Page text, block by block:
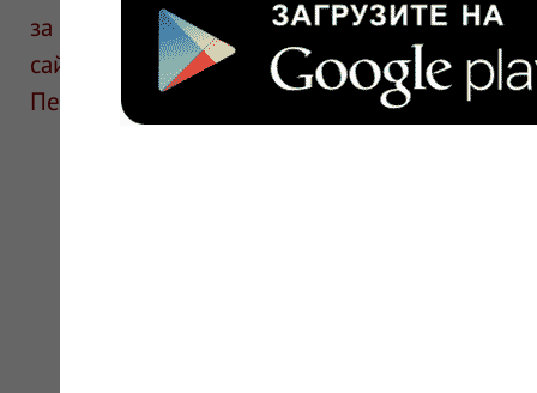
за информацию в отзывах. Описание
сайте для ознакомления и не является
Перед применением необходима